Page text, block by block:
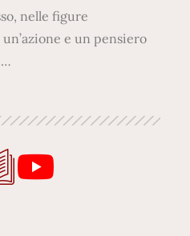
nelle figure
e un pensiero